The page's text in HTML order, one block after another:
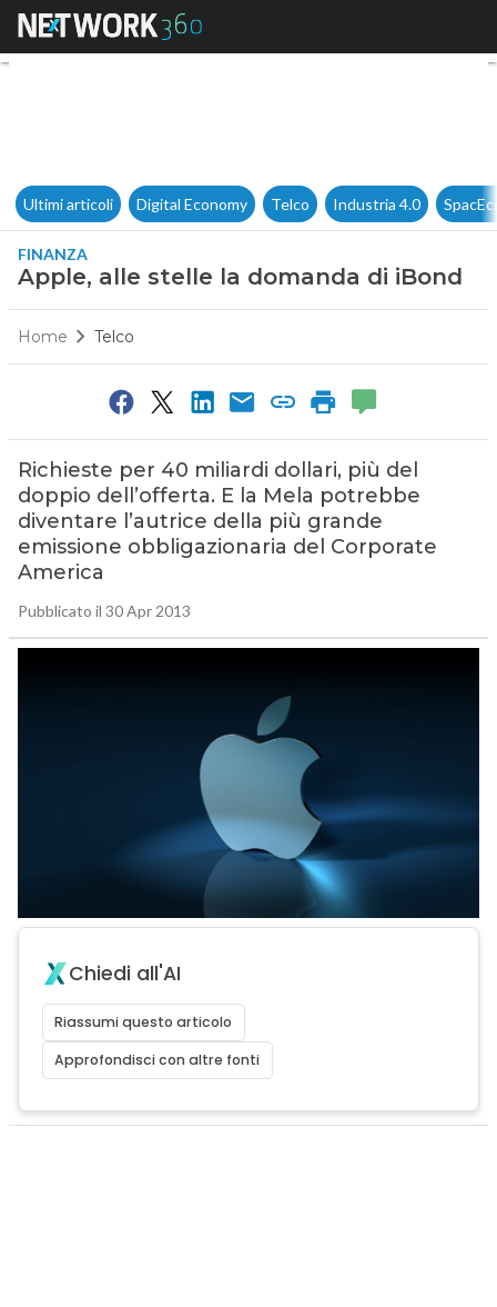
Apple, alle stelle la domanda
Ultimi articoli Digital Economy Telco Industria 4.0
FINANZA
Apple, alle stelle la domanda di iBond
Home Telco
Richieste per 40 miliardi dollari, più del
doppio dell’offerta. E la Mela potrebbe
diventare l’autrice della più grande
emissione obbligazionaria del Corporate
America
Pubblicato il 30 Apr 2013
Chiedi all'AI
Riassumi questo articolo
Approfondisci con altre fonti